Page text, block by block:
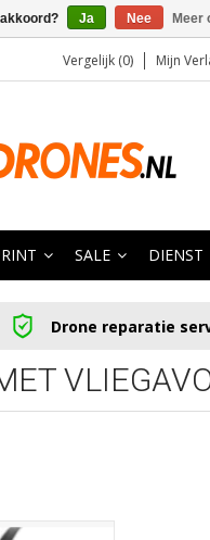
Vergelijk (0) Mijn
SALE DIENST
Drone reparatie
Ja Nee Meer